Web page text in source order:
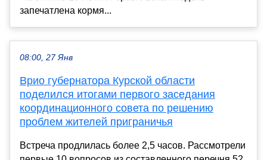
запечатлена кормя...
08:00, 27 Янв
Врио губернатора Курской области
поделился итогами первого заседания
координационного совета по решению
проблем жителей приграничья
Встреча продлилась более 2,5 часов. Рассмотрели